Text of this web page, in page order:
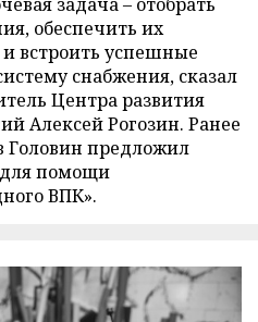
обеспечить их
встроить успешные
снабжения, сказал
Центра развития
Алексей Рогозин. Ранее
Головин предложил
для помощи
ВПК».